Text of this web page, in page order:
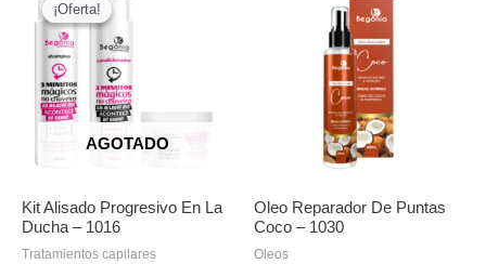
950,00.
¡Oferta!
AGOTADO
¡Oferta!
Kit Alisado Progresivo En La
Ducha – 1016
Tratamientos capilares
Oleo Reparador De Puntas
Coco – 1030
Oleos